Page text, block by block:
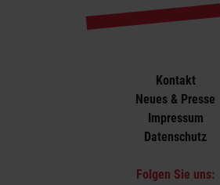
Kontakt
Neues & Presse
Impressum
Datenschutz
Folgen Sie uns: